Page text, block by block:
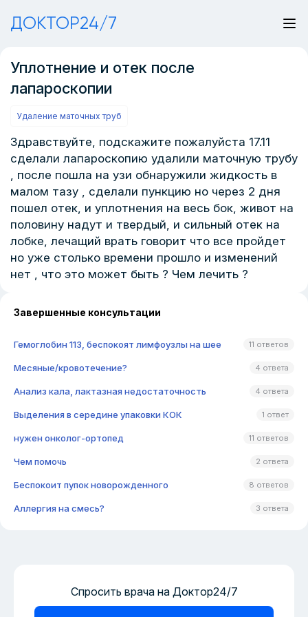
ДОКТОР24/7
Уплотнение и отек после
лапароскопии
Удаление маточных труб
Здравствуйте, подскажите пожалуйста 17.11
сделали лапароскопию удалили маточную трубу
, после пошла на узи обнаружили жидкость в
малом тазу , сделали пункцию но через 2 дня
пошел отек, и уплотнения на весь бок, живот на
половину надут и твердый, и сильный отек на
лобке, лечащий врать говорит что все пройдет
но уже столько времени прошло и изменений
нет , что это может быть ? Чем лечить ?
Завершенные консультации
Гемоглобин 113, беспокоят лимфоузлы на шее 11 ответов
Месяные/кровотечение? 4 ответа
Анализ кала, лактазная недостаточность 4 ответа
Выделения в середине упаковки КОК 1 ответ
нужен онколог-ортопед 11 ответов
Чем помочь 2 ответа
Беспокоит пупок новорожденного 8 ответов
Аллергия на смесь? 3 ответа
Спросить врача на Доктор24/7